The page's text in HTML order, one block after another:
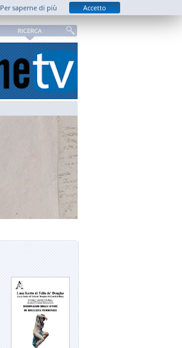
Per saperne di più Accetto